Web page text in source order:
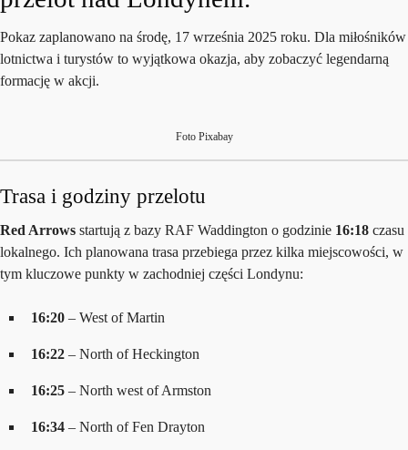
Pokaz zaplanowano na środę, 17 września 2025 roku. Dla miłośników
lotnictwa i turystów to wyjątkowa okazja, aby zobaczyć legendarną
formację w akcji.
Foto Pixabay
Trasa i godziny przelotu
Red Arrows startują z bazy RAF Waddington o godzinie 16:18 czasu
lokalnego. Ich planowana trasa przebiega przez kilka miejscowości, w
tym kluczowe punkty w zachodniej części Londynu:
16:20 – West of Martin
16:22 – North of Heckington
16:25 – North west of Armston
16:34 – North of Fen Drayton